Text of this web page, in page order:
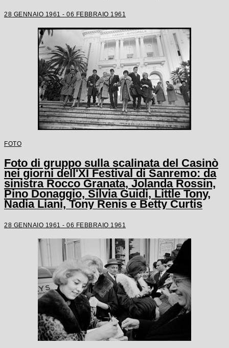
28 GENNAIO 1961 - 06 FEBBRAIO 1961
FOTO
Foto di gruppo sulla scalinata del Casinò
nei giorni dell'XI Festival di Sanremo: da
sinistra Rocco Granata, Jolanda Rossin,
Pino Donaggio, Silvia Guidi, Little Tony,
Nadia Liani, Tony Renis e Betty Curtis
28 GENNAIO 1961 - 06 FEBBRAIO 1961